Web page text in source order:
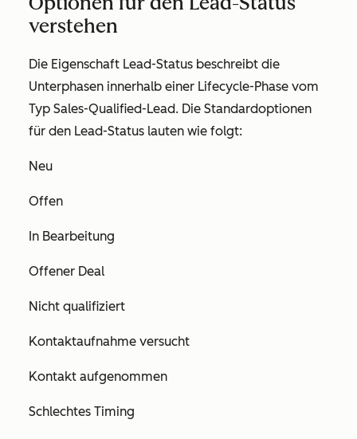
verstehen
Die Eigenschaft Lead-Status beschreibt die
Unterphasen innerhalb einer Lifecycle-Phase vom
Typ Sales-Qualified-Lead. Die Standardoptionen
für den Lead-Status lauten wie folgt:
Neu
Offen
In Bearbeitung
Offener Deal
Nicht qualifiziert
Kontaktaufnahme versucht
Kontakt aufgenommen
Schlechtes Timing